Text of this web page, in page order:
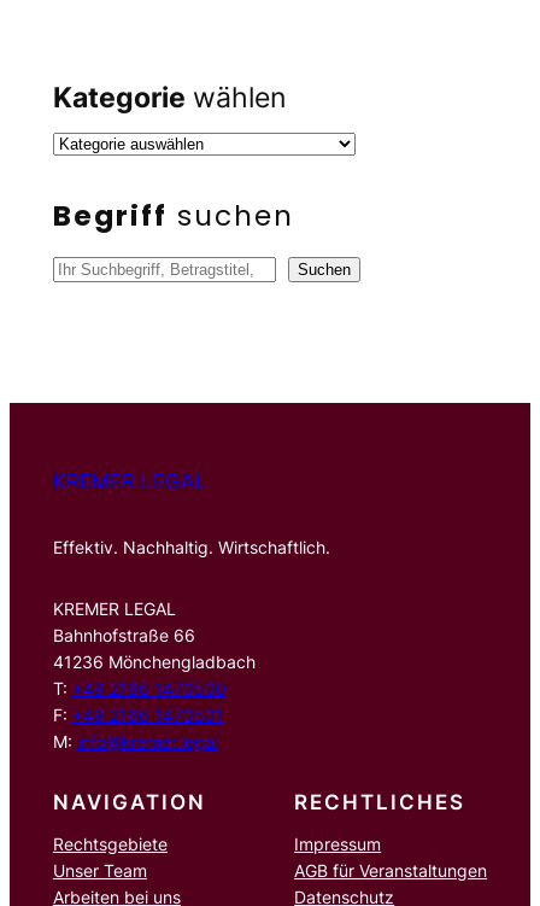
Kategorie wählen
Begriff suchen
S
n
Suchen
KREMER LEGAL
Effektiv. Nachhaltig. Wirtschaftlich.
KREMER LEGAL
Bahnhofstraße 66
41236 Mönchengladbach
T: +49 2166 1470500
F: +49 2166 1470501
M: info@kremer.legal
NAVIGATION
Rechtsgebiete
Unser Team
Arbeiten bei uns
RECHTLICHES
Impressum
AGB für Veranstaltungen
Datenschutz